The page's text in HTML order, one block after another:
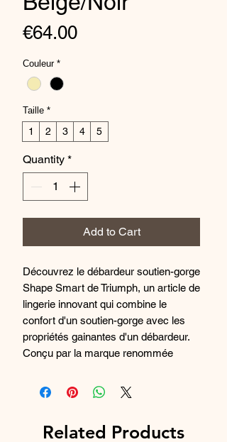
€64.00Price
Couleur *
Taille *
1 2 3 4 5
Quantity *
Add to Cart
Découvrez le débardeur soutien-gorge
Shape Smart de Triumph, un article de
lingerie innovant qui combine le
confort d'un soutien-gorge avec les
propriétés gainantes d'un débardeur.
Conçu par la marque renommée
est disponible en beige ou en noir,
s'adaptant ainsi à toutes les tenues.
offre un effet sculptant tout en
Related Products